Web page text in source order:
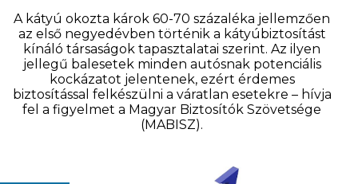
A kátyú okozta károk 60-70 százaléka jellemzően
az első negyedévben történik a kátyúbiztosítást
kínáló társaságok tapasztalatai szerint. Az ilyen
jellegű balesetek minden autósnak potenciális
kockázatot jelentenek, ezért érdemes
biztosítással felkészülni a váratlan esetekre – hívja
fel a figyelmet a Magyar Biztosítók Szövetsége
(MABISZ).